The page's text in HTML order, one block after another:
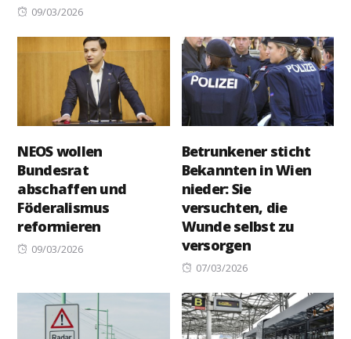
Posted
09/03/2026
NEOS wollen
Bundesrat
abschaffen und
Föderalismus
reformieren
Posted
09/03/2026
Betrunkener sticht
Bekannten in Wien
nieder: Sie
versuchten, die
Wunde selbst zu
versorgen
Posted
07/03/2026